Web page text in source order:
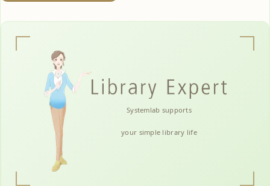
Systemlab supports
your simple library life